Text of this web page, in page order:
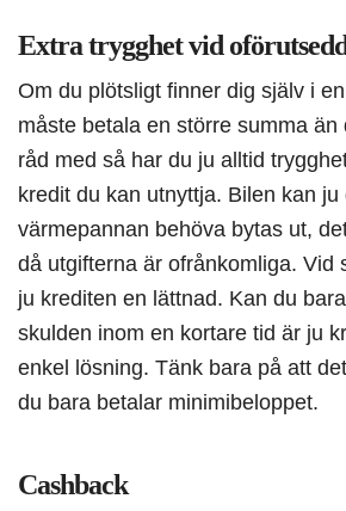
Extra trygghet vid
Om du plötsligt finner dig själv i
måste betala en större summa
råd med så har du ju alltid
kredit du kan utnyttja. Bilen kan ju
värmepannan behöva bytas ut,
då utgifterna är ofrånkomliga. Vid
ju krediten en lättnad. Kan du
skulden inom en kortare tid är ju
enkel lösning. Tänk bara på att
du bara betalar minimibeloppet.
Cashback